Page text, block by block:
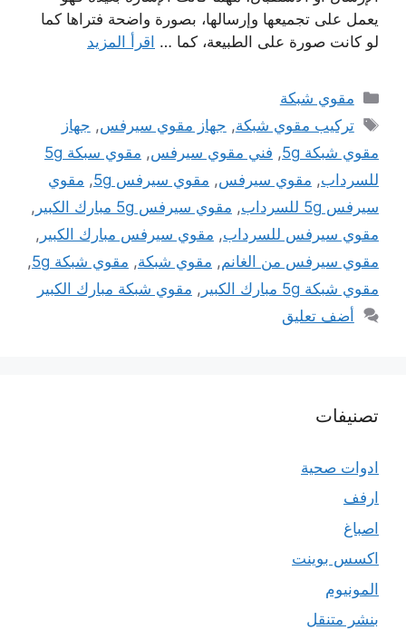
يعمل على تجميعها وإرسالها، بصورة واضحة فتراها كما
لو كانت صورة على الطبيعة، كما … اقرأ المزيد
التصنيفات
مقوي شبكة
الوسوم
تركيب مقوي شبكة, جهاز مقوي سيرفس, جهاز
مقوي شبكة 5g
, فني مقوي سيرفس,
مقوي سبكة 5g
للسرداب, مقوي سيرفس, مقوي سيرفس 5g , مقوي
سيرفس 5g للسرداب
, مقوي سيرفس 5g مبارك الكبير
,
مقوي سيرفس للسرداب, مقوي سيرفس مبارك الكبير ,
مقوي سيرفس من الغانم, مقوي شبكة, مقوي شبكة 5g
,
مقوي شبكة 5g مبارك الكبير
, مقوي شبكة مبارك الكبير
أضف تعليق
تصنيفات
ادوات صحية
ارفف
اصباغ
اكسس بوينت
المونيوم
بنشر متنقل